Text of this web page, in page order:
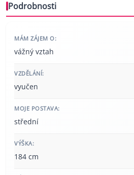
Podrobnosti
MÁM ZÁJEM O:
vážný vztah
VZDĚLÁNÍ:
vyučen
MOJE POSTAVA:
střední
VÝŠKA:
184 cm